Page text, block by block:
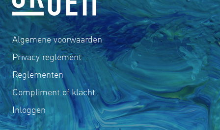
Algemene voorwaarden
Privacy reglement
Reglementen
Compliment of klacht
Inloggen